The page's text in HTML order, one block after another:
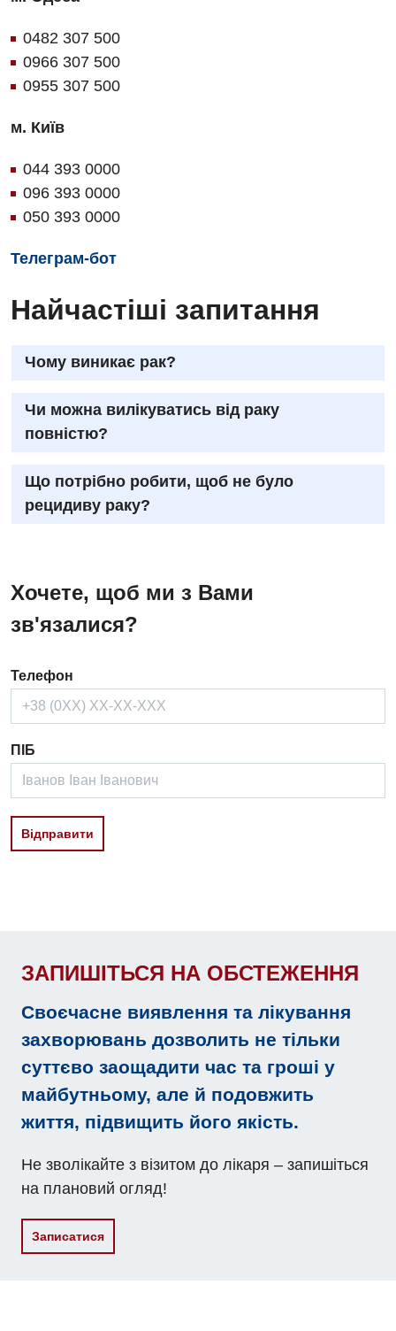
0482 307 500
0966 307 500
0955 307 500
м. Київ
044 393 0000
096 393 0000
050 393 0000
Телеграм-бот
Найчастіші запитання
Чому виникає рак?
Чи можна вилікуватись від раку
повністю?
Що потрібно робити, щоб не було
рецидиву раку?
Хочете, щоб ми з Вами
зв'язалися?
Телефон
ПІБ
Вiдправити
ЗАПИШІТЬСЯ НА ОБСТЕЖЕННЯ
Своєчасне виявлення та лікування
захворювань дозволить не тільки
суттєво заощадити час та гроші у
майбутньому, але й подовжить
життя, підвищить його якість.
Не зволікайте з візитом до лікаря – запишіться
на плановий огляд!
Записатися